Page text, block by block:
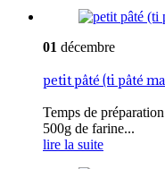
01 décembre
petit pâté (ti pâté
Temps de
500g de farine...
lire la suite